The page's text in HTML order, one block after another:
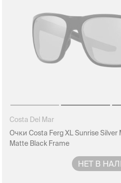
Costa Del Mar
Очки Costa Ferg XL Sunrise Silver
Matte Black Frame
НЕТ В